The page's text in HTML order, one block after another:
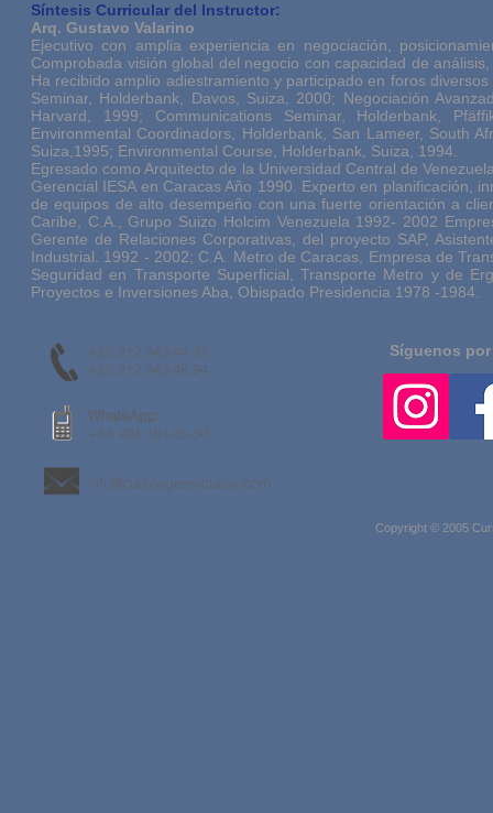
Síntesis Curricular del Instructor:
Arq. Gustavo Valarino
Ejecutivo con amplia experiencia en negociación,
Comprobada visión global del negocio con capacidad de
Ha recibido amplio adiestramiento y participado en foros
Seminar, Holderbank, Davos, Suiza, 2000; Negociación
Harvard, 1999; Communications Seminar, Holderbank,
Environmental Coordinadors, Holderbank, San Lameer, South
Suiza,1995; Environmental Course, Holderbank, Suiza, 1994.
Egresado como Arquitecto de la Universidad Central de
Gerencial IESA en Caracas Año 1990. Experto en planificación,
de equipos de alto desempeño con una fuerte orientación a
Caribe, C.A., Grupo Suizo Holcim Venezuela 1992- 2002
Gerente de Relaciones Corporativas, del proyecto SAP,
Industrial. 1992 - 2002; C.A. Metro de Caracas, Empresa de
Seguridad en Transporte Superficial, Transporte Metro y de
Proyectos e Inversiones Aba, Obispado Presidencia 1978 -1984.
+58 212 943.44.37
+58 212 943.46.94
WhatsApp:
+58 424 184.05.30
info@cursosgerenciales.com
Síguenos
Copyright © 2005